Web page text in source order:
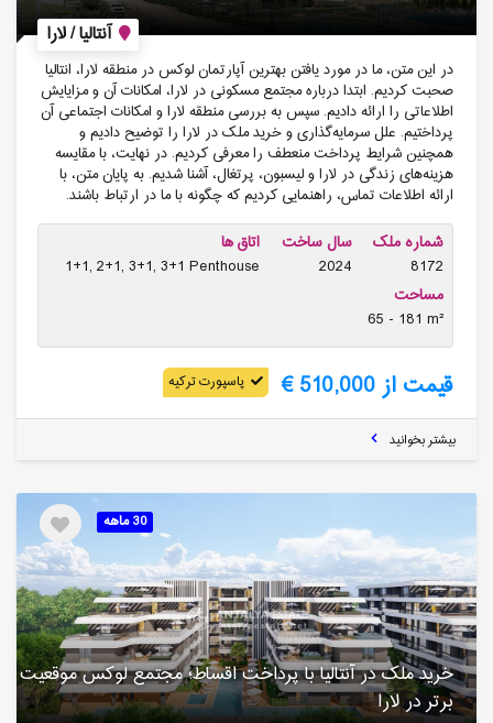
آنتالیا / لارا
در این متن، ما در مورد یافتن بهترین آپارتمان لوکس در منطقه لارا، انتالیا
صحبت کردیم. ابتدا درباره مجتمع مسکونی در لارا، امکانات آن و مزایایش
اطلاعاتی را ارائه دادیم. سپس به بررسی منطقه لارا و امکانات اجتماعی آن
پرداختیم. علل سرمایه‌گذاری و خرید ملک در لارا را توضیح دادیم و
همچنین شرایط پرداخت منعطف را معرفی کردیم. در نهایت، با مقایسه
هزینه‌های زندگی در لارا و لیسبون، پرتغال، آشنا شدیم. به پایان متن، با
ارائه اطلاعات تماس، راهنمایی کردیم که چگونه با ما در ارتباط باشند.
شماره ملک
8172
سال ساخت
2024
اتاق ها
1+1, 2+1, 3+1, 3+1 Penthouse
مساحت
65 - 181 m²
قیمت از 510,000 € پاسپورت ترکیه
بیشتر بخوانید
30 ماهه
خرید ملک در آنتالیا با پرداخت اقساط؛ مجتمع لوکس موقعیت
برتر در لارا